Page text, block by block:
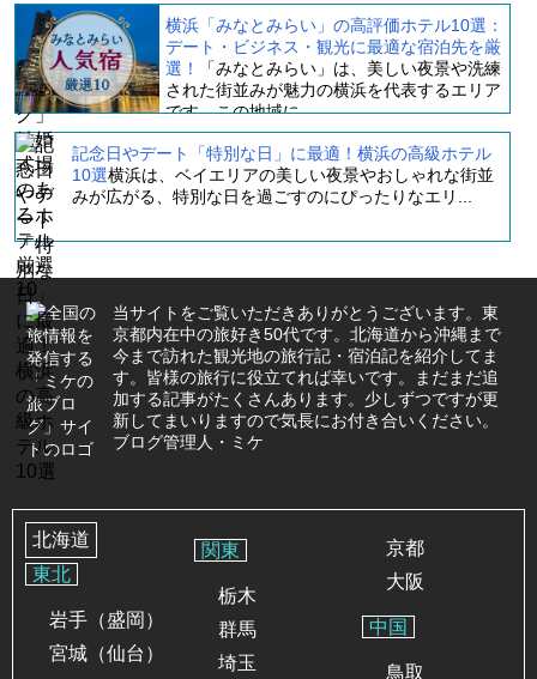
横浜「みなとみらい」の高評価ホテル10選：
デート・ビジネス・観光に最適な宿泊先を厳
選！
「みなとみらい」は、美しい夜景や洗練
された街並みが魅力の横浜を代表するエリア
です。この地域に...
記念日やデート「特別な日」に最適！横浜の高級ホテル
10選横浜は、ベイエリアの美しい夜景やおしゃれな街並
みが広がる、特別な日を過ごすのにぴったりなエリ...
当サイトをご覧いただきありがとうございます。東
京都内在中の旅好き50代です。北海道から沖縄まで
今まで訪れた観光地の旅行記・宿泊記を紹介してま
す。皆様の旅行に役立てれば幸いです。まだまだ追
加する記事がたくさんあります。少しずつですが更
新してまいりますので気長にお付き合いください。
ブログ管理人・ミケ
北海道
東北
岩手（盛岡）
宮城（仙台）
関東
栃木
群馬
埼玉
京都
大阪
中国
鳥取